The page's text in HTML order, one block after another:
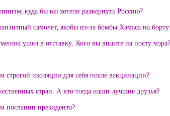
куда бы вы хотели развернуть Россию?
самолет, якобы из-за бомбы Хамаса на
ушел в отставку. Кого вы видите на посту мэра?
изоляции для себя после вакцинации?
стран. А кто тогда наши лучшие друзья?
послании президента?